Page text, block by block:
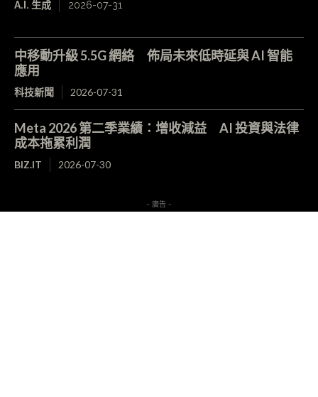
A.I. 生成 2026-07-31
中移動升級 5.5G 網絡 佈局未來低時延與 AI 智能
應用
科技新聞 2026-07-31
Meta 2026 第二季業績：增收減益 AI 投資與法律
成本拖累利潤
BIZ.IT 2026-07-30
- 廣告 -